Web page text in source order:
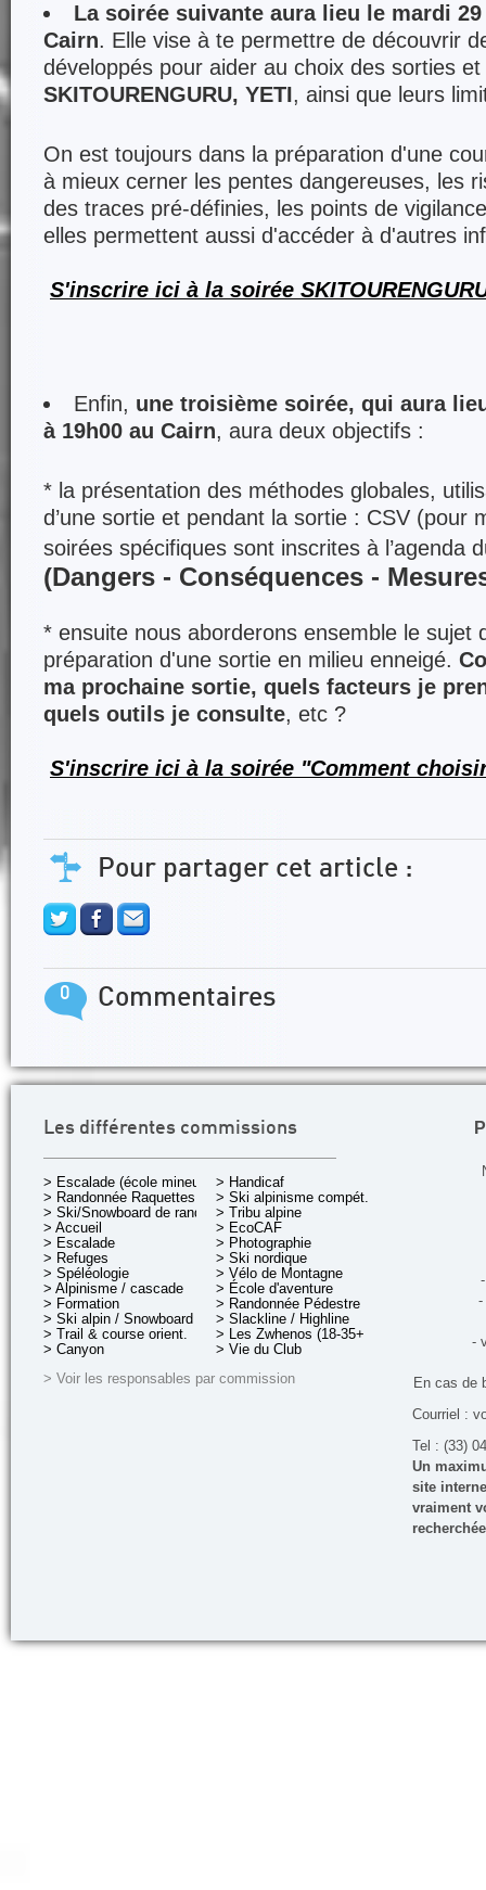
La soirée suivante aura lieu le mardi
Cairn. Elle vise à te permettre de découvrir
développés pour aider au choix des sorties
SKITOURENGURU, YETI, ainsi que leurs
On est toujours dans la préparation d'une
à mieux cerner les pentes dangereuses, les
des traces pré-définies, les points de
elles permettent aussi d'accéder à d'autres
S'inscrire ici à la soirée
Enfin, une troisième soirée, qui aura
à 19h00 au Cairn, aura deux objectifs :
* la présentation des méthodes globales,
d’une sortie et pendant la sortie : CSV (pour
soirées spécifiques sont inscrites à l’agenda
(Dangers - Conséquences -
* ensuite nous aborderons ensemble le sujet
préparation d'une sortie en milieu enneigé.
ma prochaine sortie, quels facteurs je
quels outils je consulte, etc ?
S'inscrire ici à la soirée "Comment
Pour partager cet article :
0 Commentaires
Les différentes commissions
> Escalade (école mineurs)
> Randonnée Raquettes
> Ski/Snowboard de rando.
> Accueil
> Escalade
> Refuges
> Spéléologie
> Alpinisme / cascade
> Formation
> Ski alpin / Snowboard
> Trail & course orient.
> Canyon
> Handicaf
> Ski alpinisme compét.
> Tribu alpine
> EcoCAF
> Photographie
> Ski nordique
> Vélo de Montagne
> École d'aventure
> Randonnée Pédestre
> Slackline / Highline
> Les Zwhenos (18-35+ ans)
> Vie du Club
> Voir les responsables par commission
-
-
En cas de
Courriel :
Tel : (33)
Un
site
vraiment